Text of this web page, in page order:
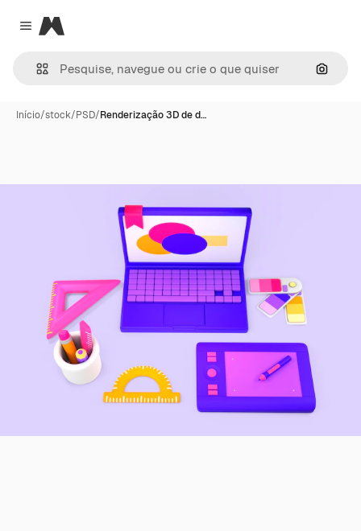
Close menu
Magnific
Início/stock/PSD/Renderização 3D de d…